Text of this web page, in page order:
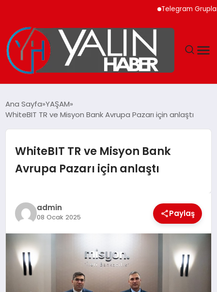
Telegram Grupları
DÜNYA
EKONOMİ
EĞİTİM
TEKNOLOJİ
MAGAZİN
Ana Sayfa YAŞAM
WhiteBIT TR ve Misyon Bank Avrupa Pazarı için anlaştı
WhiteBIT TR ve Misyon Bank
Avrupa Pazarı için anlaştı
admin
08 Ocak 2025 Paylaş